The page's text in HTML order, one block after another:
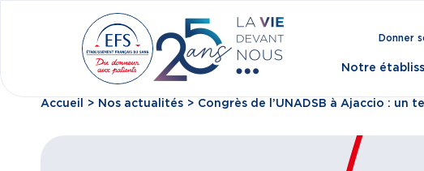
Donner
Notre
Fil d'Ariane
Accueil Nos actualités Congrès de l’UNADSB à Ajaccio :